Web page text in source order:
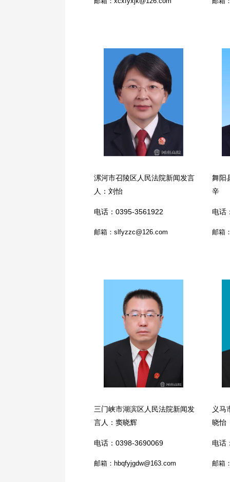
漯河市召陵区人民法院新闻发言
人：刘怡
电话：0395-3561922
邮箱：slfyzzc@126.com
舞阳
辛
电话
邮箱
三门峡市湖滨区人民法院新闻发
言人：窦晓辉
电话：0398-3690069
邮箱：hbqfyjgdw@163.com
义马
晓怡
电话
邮箱